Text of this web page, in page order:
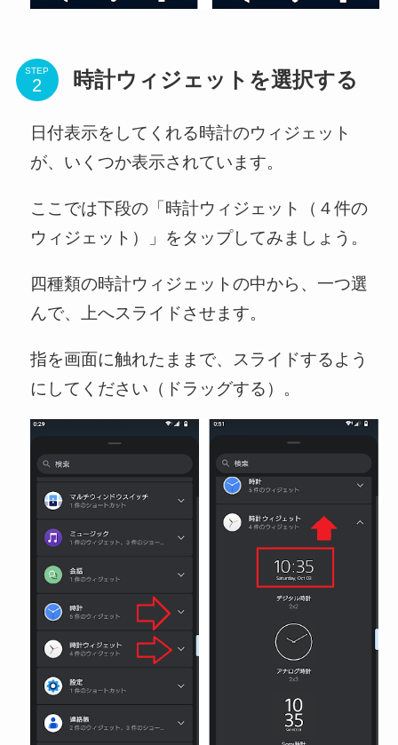
STEP 時計ウィジェットを選択する
日付表示をしてくれる時計のウィジェット
が、いくつか表示されています。
ここでは下段の「時計ウィジェット（４件の
ウィジェット）」をタップしてみましょう。
四種類の時計ウィジェットの中から、一つ選
んで、上へスライドさせます。
指を画面に触れたままで、スライドするよう
にしてください（ドラッグする）。